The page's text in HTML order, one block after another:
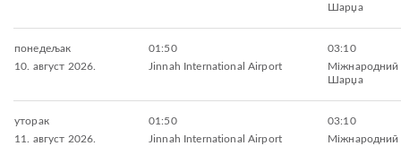
Шарџа
понедељак
10. август 2026.
01:50
Jinnah International Airport
03:10
Міжнародний
Шарџа
уторак
11. август 2026.
01:50
Jinnah International Airport
03:10
Міжнародний